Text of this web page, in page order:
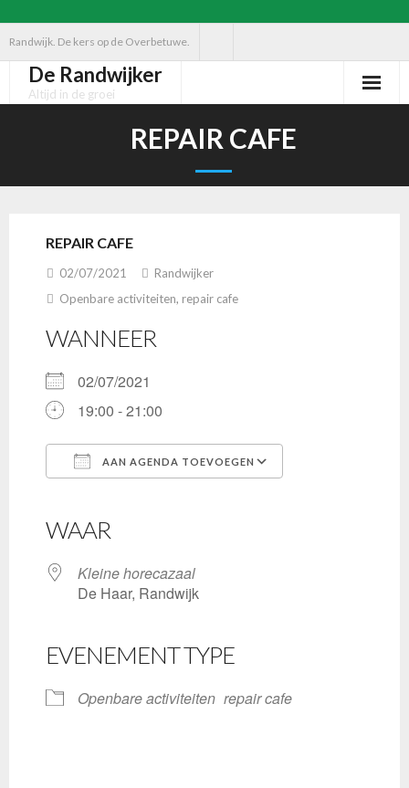
inhoud
Randwijk. De kers op de Overbetuwe.
De Randwijker
Altijd in de groei
REPAIR CAFE
REPAIR CAFE
02/07/2021
Randwijker
Openbare activiteiten, repair cafe
WANNEER
02/07/2021
19:00 - 21:00
AAN AGENDA TOEVOEGEN
WAAR
Kleine horecazaal
De Haar, Randwijk
EVENEMENT TYPE
Openbare activiteiten repair cafe